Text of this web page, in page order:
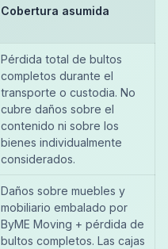
Cobertura asumida
Pérdida total de bultos
completos durante el
transporte o custodia. No
cubre daños sobre el
contenido ni sobre los
bienes individualmente
considerados.
Daños sobre muebles y
mobiliario embalado por
ByME Moving + pérdida de
bultos completos. Las cajas